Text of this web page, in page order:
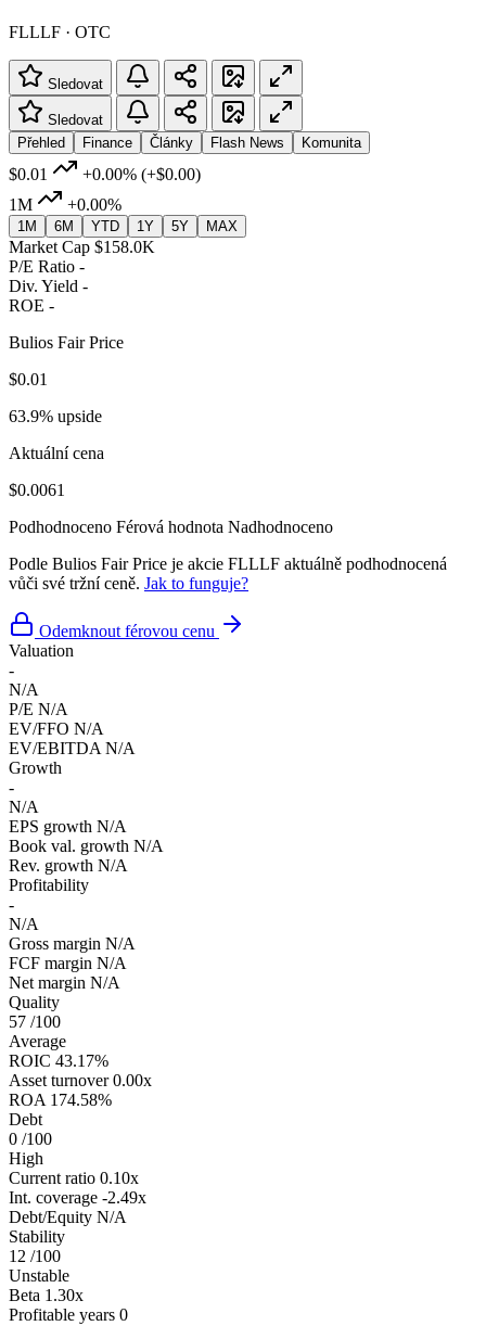
FLLLF · OTC
Sledovat
Sledovat
Přehled
Finance Články Flash News Komunita
$0.01 +0.00% (+$0.00)
1M
+0.00%
1M 6M YTD 1Y 5Y MAX
Market Cap $158.0K
P/E Ratio -
Div. Yield -
ROE -
Bulios Fair Price
$0.01
63.9% upside
Aktuální cena
$0.0061
Podhodnoceno Férová hodnota Nadhodnoceno
Podle Bulios Fair Price je akcie FLLLF aktuálně podhodnocená
vůči své tržní ceně. Jak to funguje?
Odemknout férovou cenu
Valuation
-
N/A
P/E N/A
EV/FFO N/A
EV/EBITDA N/A
Growth
-
N/A
EPS growth N/A
Book val. growth N/A
Rev. growth N/A
Profitability
-
N/A
Gross margin N/A
FCF margin N/A
Net margin N/A
Quality
57 /100
Average
ROIC 43.17%
Asset turnover 0.00x
ROA 174.58%
Debt
0 /100
High
Current ratio 0.10x
Int. coverage -2.49x
Debt/Equity N/A
Stability
12 /100
Unstable
Beta 1.30x
Profitable years 0